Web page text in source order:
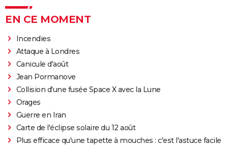
EN CE MOMENT
Incendies
Attaque à Londres
Canicule d'août
Jean Pormanove
Collision d'une fusée Space X avec la Lune
Orages
Guerre en Iran
Carte de l'éclipse solaire du 12 août
Plus efficace qu'une tapette à mouches : c'est l'astuce facile